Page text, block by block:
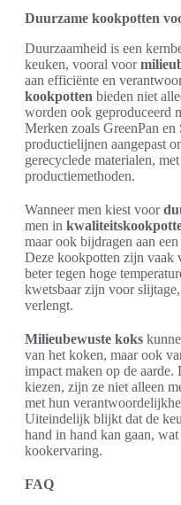
Duurzame kookpotten
Duurzaamheid is een
keuken, vooral voor
aan efficiënte en
kookpotten bieden niet
worden ook geproduceerd
Merken zoals GreenPan en
productielijnen aangepast
gerecyclede materialen,
productiemethoden.
Wanneer men kiest voor
men in
maar ook bijdragen aan
Deze kookpotten zijn vaak
beter tegen hoge
kwetsbaar zijn voor
verlengt.
Milieubewuste koks
van het koken, maar ook
impact maken op de aarde.
kiezen, zijn ze niet alleen
met hun
Uiteindelijk blijkt dat de
hand in hand kan gaan,
kookervaring.
FAQ